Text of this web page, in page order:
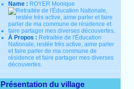
Name : ROYER Monique
À Propos : Retraitée de l'Éducation
Nationale, restée très active, aime parler
et faire parler de ma commune de
résidence et faire partager mes diverses
découvertes.
Présentation du village